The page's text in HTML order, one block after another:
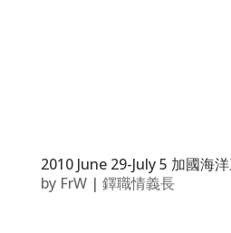
2010 June 29-July 5 加國海
by FrW| 鐸職情義長